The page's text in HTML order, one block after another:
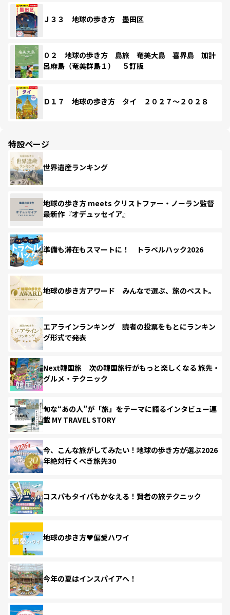
Ｊ３３ 地球の歩き方 墨田区
０２ 地球の歩き方 島旅 奄美大島 喜界島 加計
呂麻島（奄美群島１） ５訂版
Ｄ１７ 地球の歩き方 タイ ２０２７～２０２８
特設ページ
世界遺産ランキング
地球の歩き方 meets クリストファー・ノーラン監督
最新作『オデュッセイア』
準備も滞在もスマートに！ トラベルハック2026
地球の歩き方アワード みんなで選ぶ、旅のベスト。
エアラインランキング 読者の投票をもとにランキン
グ形式で発表
Next韓国旅 次の韓国旅行がもっと楽しくなる 旅先・
グルメ・テクニック
旬な“あの人”が「旅」をテーマに語るインタビュー連
載 MY TRAVEL STORY
今、こんな旅がしてみたい！地球の歩き方が選ぶ2026
年絶対行くべき旅先30
コスパもタイパもかなえる！賢者の旅テクニック
地球の歩き方♥偏愛ハワイ
今年の夏はインスパイアへ！